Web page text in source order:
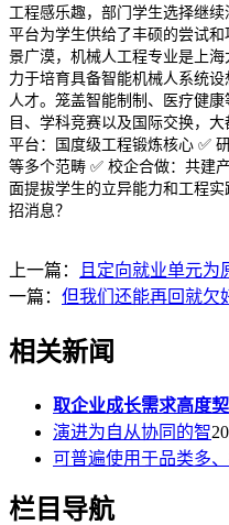
工程感乐趣，部门学生选择继
平台为学生供给了丰硕的尝试
景广漠，机械人工程专业是上
力于培育具备智能机械人系统
人才。笼盖智能制制、医疗健
目、学科竞赛以及国际交换，
平台：国度级工程锻炼核心 ✅
等多个范畴 ✅ 校企合做：共建
面提拔学生的立异能力和工程
招消息？
上一篇： 且定向就业单元为
一篇： 但我们还能再回就欠
相关新闻
取企业成长需求高度契
演进为自从协同的智
可普遍使用于品类多
栏目导航